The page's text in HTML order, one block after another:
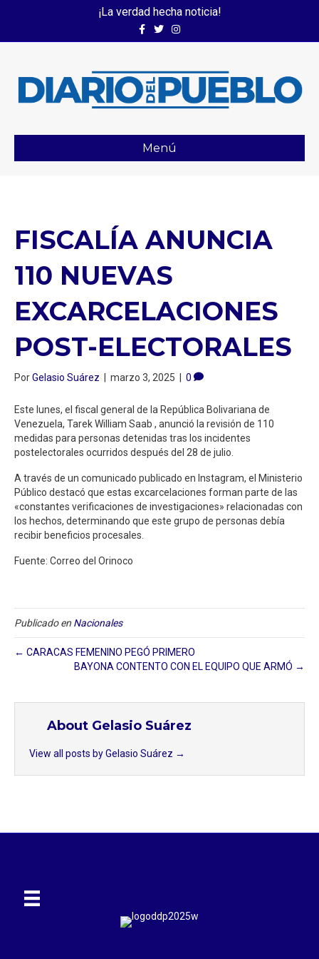
¡La verdad hecha noticia!
FacebookTwitterInstagram
Menú
FISCALÍA ANUNCIA
110 NUEVAS
EXCARCELACIONES
POST-ELECTORALES
PorGelasio Suárez | marzo 3, 2025 | 0
Este lunes, el fiscal general de la República Bolivariana de
Venezuela, Tarek William Saab , anunció la revisión de 110
medidas para personas detenidas tras los incidentes
postelectorales ocurridos después del 28 de julio.
A través de un comunicado publicado en Instagram, el Ministerio
Público destacó que estas excarcelaciones forman parte de las
«constantes verificaciones de investigaciones» relacionadas con
los hechos, determinando que este grupo de personas debía
recibir beneficios procesales.
Fuente: Correo del Orinoco
Publicado en Nacionales
← CARACAS FEMENINO PEGÓ PRIMERO
BAYONA CONTENTO CON EL EQUIPO QUE ARMÓ →
About Gelasio Suárez
View all posts by Gelasio Suárez →